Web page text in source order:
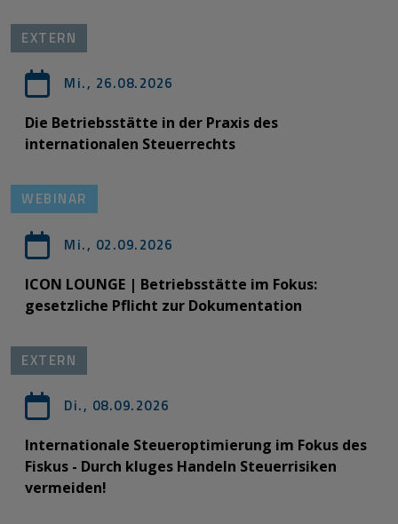
EXTERN
Mi., 26.08.2026
Die Betriebsstätte in der Praxis des
internationalen Steuerrechts
WEBINAR
Mi., 02.09.2026
ICON LOUNGE | Betriebsstätte im Fokus:
gesetzliche Pflicht zur Dokumentation
EXTERN
Di., 08.09.2026
Internationale Steueroptimierung im Fokus des
Fiskus - Durch kluges Handeln Steuerrisiken
vermeiden!